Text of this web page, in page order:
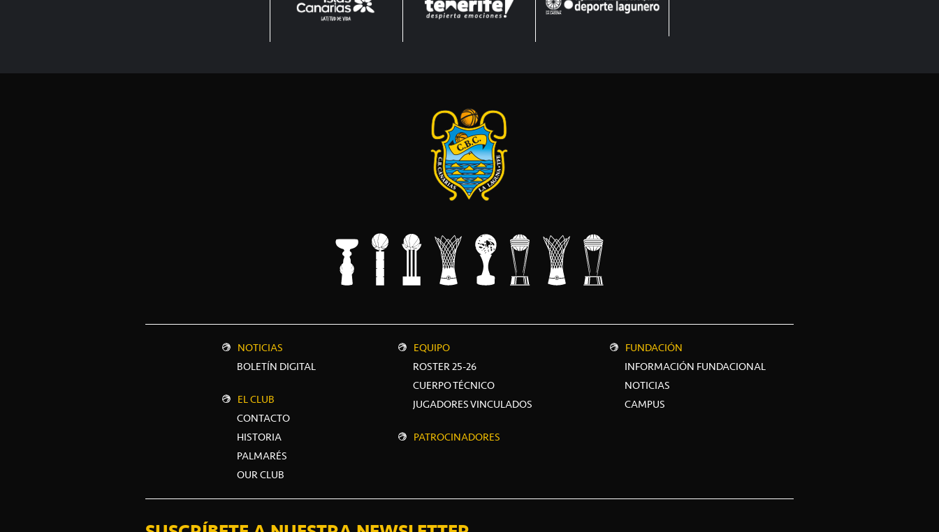
NOTICIAS
BOLETÍN DIGITAL
EL CLUB
CONTACTO
HISTORIA
PALMARÉS
OUR CLUB
EQUIPO
ROSTER 25-26
CUERPO TÉCNICO
JUGADORES VINCULADOS
PATROCINADORES
FUNDACIÓN
INFORMACIÓN FUNDACIONAL
NOTICIAS
CAMPUS